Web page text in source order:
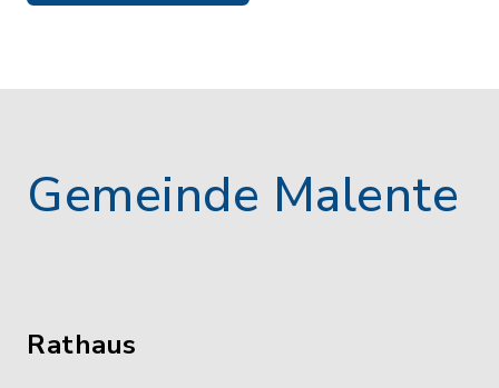
Gemeinde Malente
Rathaus